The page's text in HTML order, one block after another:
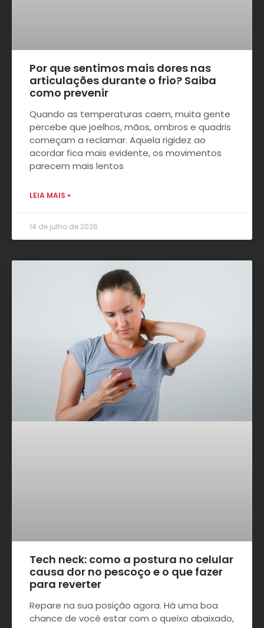
Por que sentimos mais dores nas
articulações durante o frio? Saiba
como prevenir
Quando as temperaturas caem, muita gente
percebe que joelhos, mãos, ombros e quadris
começam a reclamar. Aquela rigidez ao
acordar fica mais evidente, os movimentos
parecem mais lentos
LEIA MAIS »
14 de julho de 2026
Tech neck: como a postura no celular
causa dor no pescoço e o que fazer
para reverter
Repare na sua posição agora. Há uma boa
chance de você estar com o queixo abaixado,